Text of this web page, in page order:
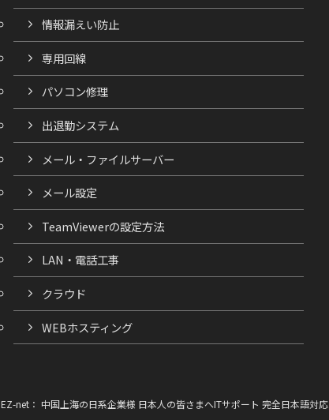
情報漏えい防止
専用回線
パソコン修理
出退勤システム
メール・ファイルサーバー
メール設定
TeamViewerの設定方法
LAN・電話工事
クラウド
WEBホスティング
EZ-net： 中国上海の日系企業様 日本人の皆さまへITサポート 完全日本語対応